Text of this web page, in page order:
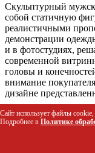
Скульптурный
собой статичную
реалистичными
демонстрации
и в фотостудиях,
современной
головы и
внимание
дизайне
Кому подойдет
Сайт использует файлы
Подробнее в Политике